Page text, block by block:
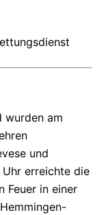
wurden am
und
Uhr erreichte die
Feuer in einer